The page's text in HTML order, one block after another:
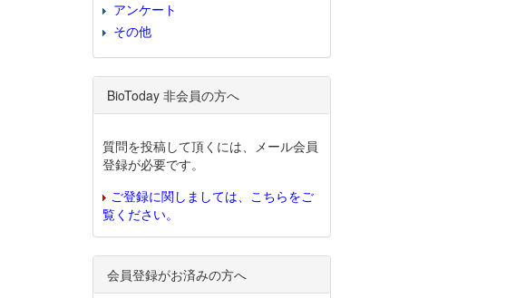
アンケート
その他
BioToday 非会員の方へ
質問を投稿して頂くには、メール会員
登録が必要です。
ご登録に関しましては、こちらをご
覧ください。
会員登録がお済みの方へ